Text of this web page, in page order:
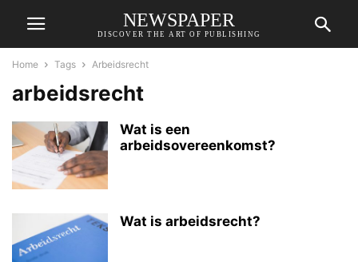
NEWSPAPER
DISCOVER THE ART OF PUBLISHING
Home Tags Arbeidsrecht
arbeidsrecht
Wat is een
arbeidsovereenkomst?
Wat is arbeidsrecht?